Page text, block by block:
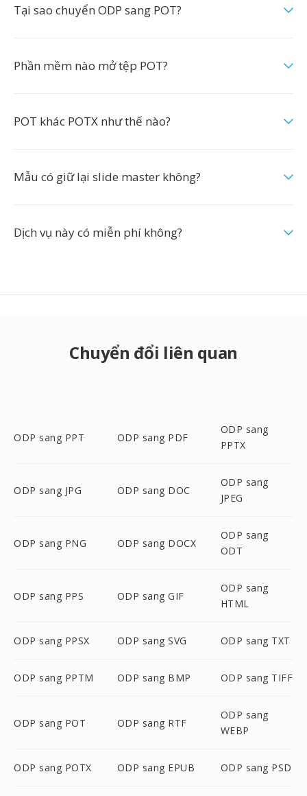
Tại sao chuyển ODP sang POT?
Phần mềm nào mở tệp POT?
POT khác POTX như thế nào?
Mẫu có giữ lại slide master không?
Dịch vụ này có miễn phí không?
Chuyển đổi liên quan
ODP sang PPT ODP sang PDF
ODP sang
PPTX
ODP sang JPG ODP sang DOC
ODP sang
JPEG
ODP sang PNG ODP sang DOCX
ODP sang
ODT
ODP sang PPS ODP sang GIF
ODP sang
HTML
ODP sang PPSX ODP sang SVG ODP sang TXT
ODP sang PPTM ODP sang BMP ODP sang TIFF
ODP sang POT ODP sang RTF
ODP sang
WEBP
ODP sang POTX ODP sang EPUB ODP sang PSD